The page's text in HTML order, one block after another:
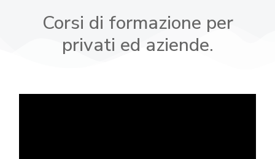
Corsi di formazione per
privati ed aziende.